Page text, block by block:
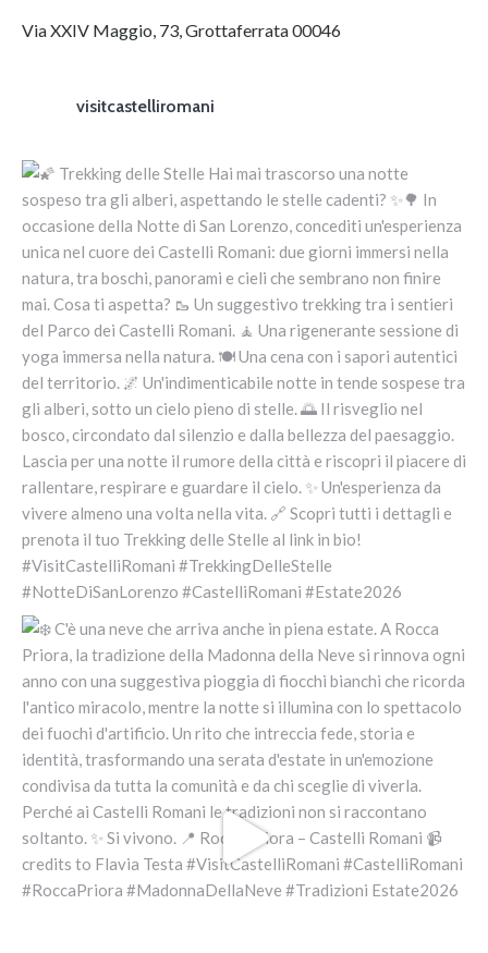
Via XXIV Maggio, 73, Grottaferrata 00046
visitcastelliromani